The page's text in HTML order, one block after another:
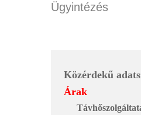
Ügyintézés
Közérdekű
Árak